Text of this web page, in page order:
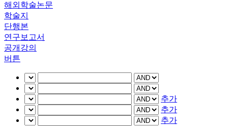
해외학술논문
학술지
단행본
연구보고서
공개강의
버튼
추가
추가
추가